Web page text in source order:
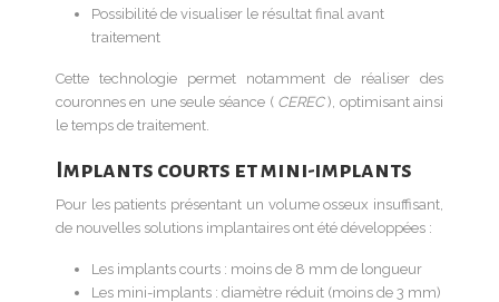
Possibilité de visualiser le résultat final avant
traitement
Cette technologie permet notamment de réaliser des
couronnes en une seule séance ( CEREC), optimisant ainsi
le temps de traitement.
Implants courts et mini-implants
Pour les patients présentant un volume osseux insuffisant,
de nouvelles solutions implantaires ont été développées :
Les implants courts : moins de 8 mm de longueur
Les mini-implants : diamètre réduit (moins de 3 mm)